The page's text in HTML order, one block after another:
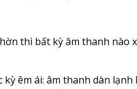
thì bất kỳ âm thanh nào
êm ái: âm thanh dàn lạnh